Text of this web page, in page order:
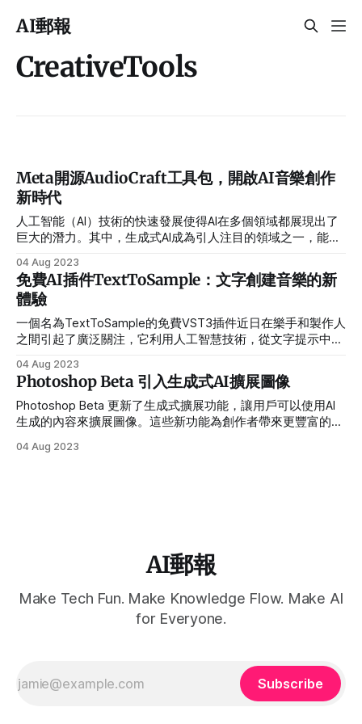
AI郵報
CreativeTools
Meta開源AudioCraft工具包，開啟AI音樂創作
新時代
人工智能（AI）技術的快速發展使得AI在多個領域都展現出了
巨大的潛力。其中，生成式AI成為引人注目的領域之一，能夠
Meta（前稱Facebook）釋出了一個開源的AudioCraft工具
包，旨在幫助藝術家和聲音設計師更輕鬆地使用生成式AI來創
作音頻作品。
04 Aug 2023
免費AI插件TextToSample：文字創建音樂的新
體驗
一個名為TextToSample的免費VST3插件近日在樂手和製作人
之間引起了廣泛關注，它利用人工智慧技術，從文字提示中生
Samplab的背後團隊，使用了Meta開源的基於AI的聲音生成工
具MusicGen來訓練TextToSample。
04 Aug 2023
Photoshop Beta 引入生成式AI擴展圖像
Photoshop Beta 更新了生成式擴展功能，讓用戶可以使用AI
生成的內容來擴展圖像。這些新功能為創作者帶來更豐富的創
出原始圖片大小，可選擇是否下文字指令，有效處理圖像過小
04 Aug 2023
AI郵報
Make Tech Fun. Make Knowledge Flow. Make AI
for Everyone.
Subscribe